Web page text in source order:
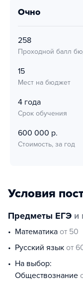
очно
258
Проходной балл
15
Мест на бюджет
4 года
Срок обучения
600 000 р.
Стоимость, за год
Условия
Предметы ЕГЭ и
математика от 50
русский язык от
На выбор:
обществознание